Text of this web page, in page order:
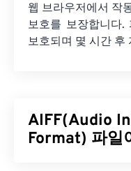
웹 브라우저에서 작
보호를 보장합니다
보호되며 몇 시간 후
AIFF(Audio
Format) 파일